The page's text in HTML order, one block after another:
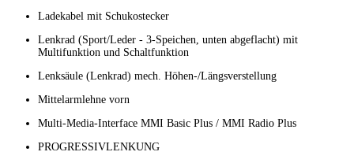
Ladekabel mit Schukostecker
Lenkrad (Sport/Leder - 3-Speichen, unten abgeflacht) mit
Multifunktion und Schaltfunktion
Lenksäule (Lenkrad) mech. Höhen-/Längsverstellung
Mittelarmlehne vorn
Multi-Media-Interface MMI Basic Plus / MMI Radio Plus
PROGRESSIVLENKUNG